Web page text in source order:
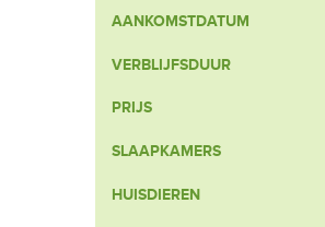
AANKOMSTDATUM
VERBLIJFSDUUR
PRIJS
SLAAPKAMERS
HUISDIEREN